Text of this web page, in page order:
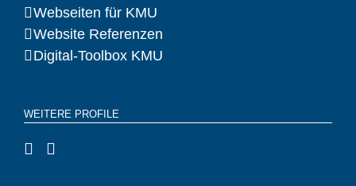
Webseiten für KMU
Website Referenzen
Digital-Toolbox KMU
WEITERE PROFILE